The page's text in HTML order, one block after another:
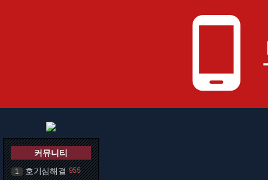
phone_android
커뮤니티
1 호기심해결 955